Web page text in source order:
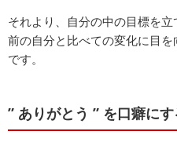
それより、自分の中の目標を
前の自分と比べての変化に目
です。
” ありがとう ” を口癖にす